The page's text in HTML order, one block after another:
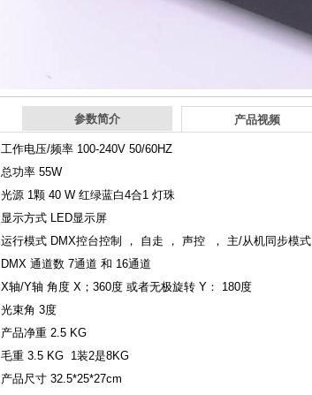
参数简介 产品视频
工作电压/频率 100-240V 50/60HZ
总功率 55W
光源 1颗 40 W 红绿蓝白4合1 灯珠
显示方式 LED显示屏
运行模式 DMX控台控制 ， 自走 ， 声控 ， 主/从机同步模式
DMX 通道数 7通道 和 16通道
X轴/Y轴 角度 X；360度 或者无极旋转 Y： 180度
光束角 3度
产品净重 2.5 KG
毛重 3.5 KG 1装2是8KG
产品尺寸 32.5*25*27cm